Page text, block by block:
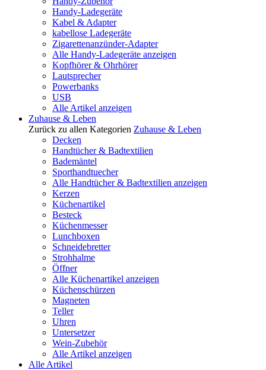
Handy-Ladegeräte
Kabel & Adapter
kabellose Ladegeräte
Zigarettenanzünder-Adapter
Alle Handy-Ladegeräte anzeigen
Kopfhörer & Ohrhörer
Lautsprecher
Powerbanks
USB
Alle Artikel anzeigen
Zuhause & Leben
Zurück zu allen Kategorien Zuhause & Leben
Decken
Handtücher & Badtextilien
Bademäntel
Sporthandtuecher
Alle Handtücher & Badtextilien anzeigen
Kerzen
Küchenartikel
Besteck
Küchenmesser
Lunchboxen
Schneidebretter
Strohhalme
Öffner
Alle Küchenartikel anzeigen
Küchenschürzen
Magneten
Teller
Uhren
Untersetzer
Wein-Zubehör
Alle Artikel anzeigen
Alle Artikel